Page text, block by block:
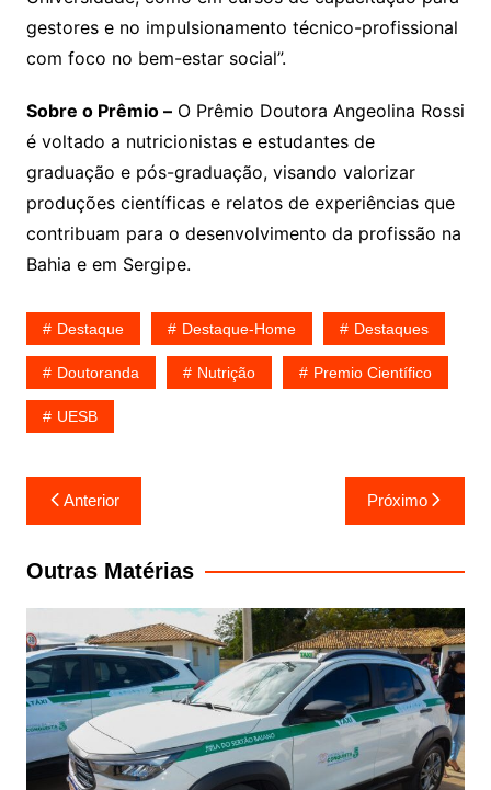
gestores e no impulsionamento técnico-profissional
com foco no bem-estar social”.
Sobre o Prêmio –O Prêmio Doutora Angeolina Rossi
é voltado a nutricionistas e estudantes de
graduação e pós-graduação, visando valorizar
produções científicas e relatos de experiências que
contribuam para o desenvolvimento da profissão na
Bahia e em Sergipe.
Destaque Destaque-Home Destaques
Doutoranda Nutrição Premio Científico
UESB
Navegação
de
Post
Anterior Próximo
Outras Matérias